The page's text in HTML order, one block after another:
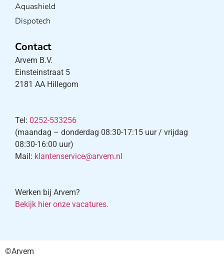
Aquashield
Dispotech
Contact
Arvem B.V.
Einsteinstraat 5
2181 AA Hillegom
Tel: 0252-533256
(maandag – donderdag 08:30-17:15 uur / vrijdag
08:30-16:00 uur)
Mail: klantenservice@arvem.nl
Werken bij Arvem?
Bekijk hier onze vacatures.
©Arvem